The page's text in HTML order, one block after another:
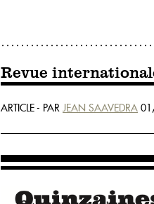
Revue
ARTICLE - PAR JEAN SAAVEDRA